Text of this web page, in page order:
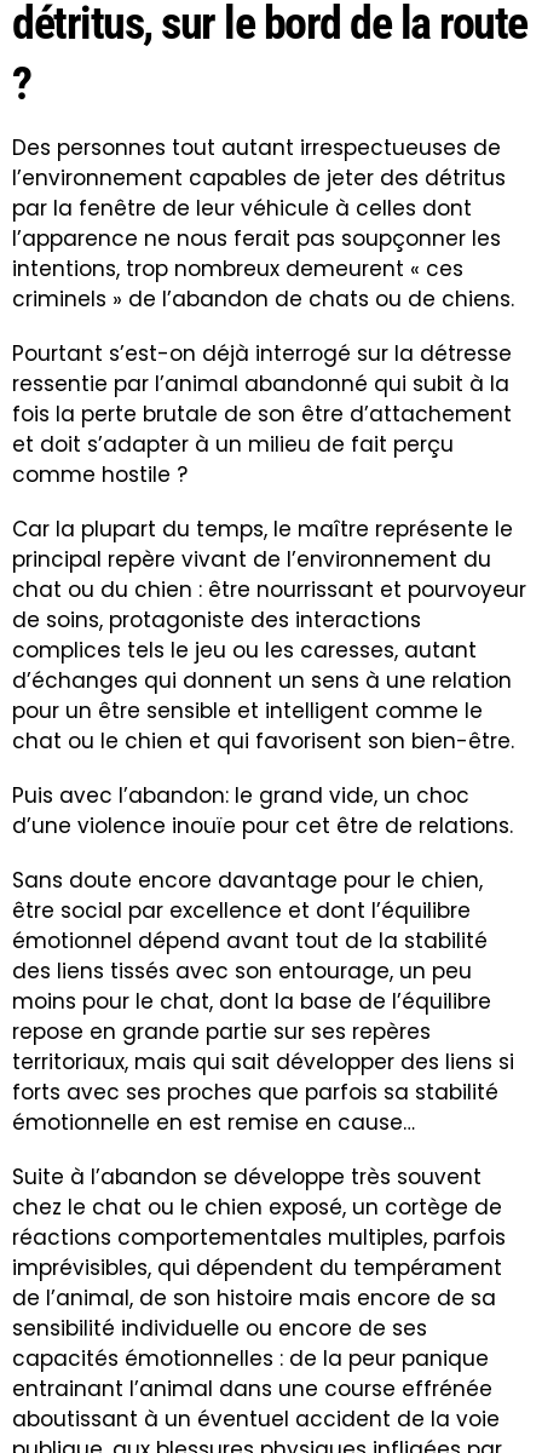
détritus, sur le bord de la route
?
Des personnes tout autant irrespectueuses de
l’environnement capables de jeter des détritus
par la fenêtre de leur véhicule à celles dont
l’apparence ne nous ferait pas soupçonner les
intentions, trop nombreux demeurent « ces
criminels » de l’abandon de chats ou de chiens.
Pourtant s’est-on déjà interrogé sur la détresse
ressentie par l’animal abandonné qui subit à la
fois la perte brutale de son être d’attachement
et doit s’adapter à un milieu de fait perçu
comme hostile ?
Car la plupart du temps, le maître représente le
principal repère vivant de l’environnement du
chat ou du chien : être nourrissant et pourvoyeur
de soins, protagoniste des interactions
complices tels le jeu ou les caresses, autant
d’échanges qui donnent un sens à une relation
pour un être sensible et intelligent comme le
chat ou le chien et qui favorisent son bien-être.
Puis avec l’abandon: le grand vide, un choc
d’une violence inouïe pour cet être de relations.
Sans doute encore davantage pour le chien,
être social par excellence et dont l’équilibre
émotionnel dépend avant tout de la stabilité
des liens tissés avec son entourage, un peu
moins pour le chat, dont la base de l’équilibre
repose en grande partie sur ses repères
territoriaux, mais qui sait développer des liens si
forts avec ses proches que parfois sa stabilité
émotionnelle en est remise en cause…
Suite à l’abandon se développe très souvent
chez le chat ou le chien exposé, un cortège de
réactions comportementales multiples, parfois
imprévisibles, qui dépendent du tempérament
de l’animal, de son histoire mais encore de sa
sensibilité individuelle ou encore de ses
capacités émotionnelles : de la peur panique
entrainant l’animal dans une course effrénée
aboutissant à un éventuel accident de la voie